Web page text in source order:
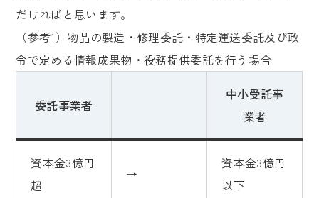
だければと思います。
（参考1）物品の製造・修理委託・特定運送委託及び政
令で定める情報成果物・役務提供委託を行う場合
委託事業者
中小受託事
業者
資本金3億円
超
→
資本金3億円
以下